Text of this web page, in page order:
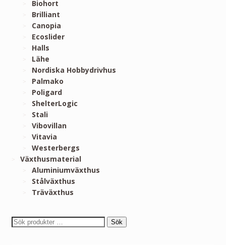
Biohort
Brilliant
Canopia
Ecoslider
Halls
Lähe
Nordiska Hobbydrivhus
Palmako
Poligard
ShelterLogic
Stali
Vibovillan
Vitavia
Westerbergs
Växthusmaterial
Aluminiumväxthus
Stålväxthus
Träväxthus
Sök